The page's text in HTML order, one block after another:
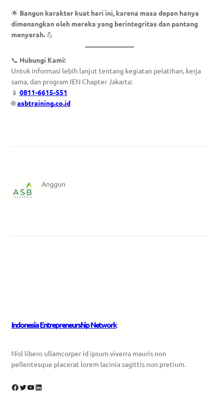
🌟 Bangun karakter kuat hari ini, karena masa depan hanya
dimenangkan oleh mereka yang berintegritas dan pantang
menyerah. 💪
📞 Hubungi Kami:
Untuk informasi lebih lanjut tentang kegiatan pelatihan, kerja
sama, dan program IEN Chapter Jakarta:
📱 0811-6615-551
🌐asbtraining.co.id
Anggun
Indonesia Entrepreneurship Network
Nisl libero ullamcorper id ipsum viverra mauris non
pellentesque placerat lorem lacinia sagittis non pretium.